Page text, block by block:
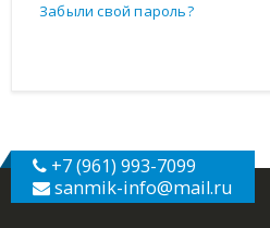
Забыли свой пароль?
+7 (961) 993-7099
sanmik-info@mail.ru